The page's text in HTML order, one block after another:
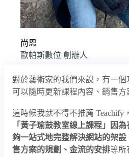
尚恩
歐帕斯數位 創辦人
對於藝術家的我們來說，有一
可以隨時更新課程內容、銷售方
這時候我就不得不推薦 Teachify，
「黃子瑜鼓教室線上課程」因
夠一站式地完整解決網站的架
售方案的規劃、金流的安排等所